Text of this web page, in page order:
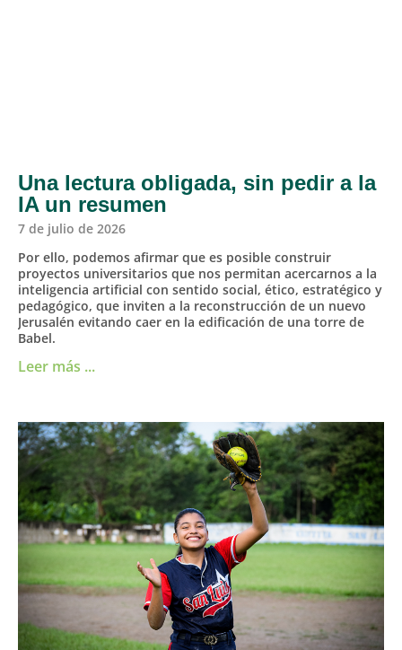
Una lectura obligada, sin pedir a la
IA un resumen
7 de julio de 2026
Por ello, podemos afirmar que es posible construir
proyectos universitarios que nos permitan acercarnos a la
inteligencia artificial con sentido social, ético, estratégico y
pedagógico, que inviten a la reconstrucción de un nuevo
Jerusalén evitando caer en la edificación de una torre de
Babel.
Leer más ...